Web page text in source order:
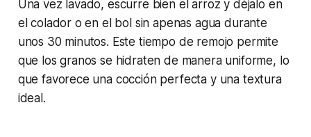
Una vez lavado, escurre bien el arroz y déjalo en
el colador o en el bol sin apenas agua durante
unos 30 minutos. Este tiempo de remojo permite
que los granos se hidraten de manera uniforme, lo
que favorece una cocción perfecta y una textura
ideal.